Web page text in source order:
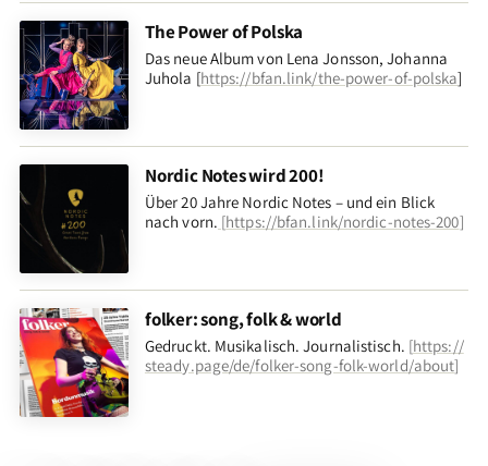
The Power of Polska
Das neue Album von Lena Jonsson, Johanna
Juhola [https://bfan.link/the-power-of-polska]
Nordic Notes wird 200!
Über 20 Jahre Nordic Notes – und ein Blick
nach vorn. [https://bfan.link/nordic-notes-200]
folker: song, folk & world
Gedruckt. Musikalisch. Journalistisch. [https://
steady.page/de/folker-song-folk-world/about]